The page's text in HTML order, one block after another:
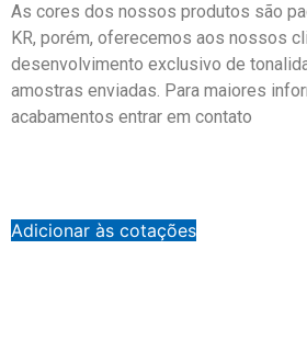
As cores dos nossos produtos são
KR, porém, oferecemos aos nossos
desenvolvimento exclusivo de
amostras enviadas. Para maiores
acabamentos entrar em contato
Adicionar às cotações